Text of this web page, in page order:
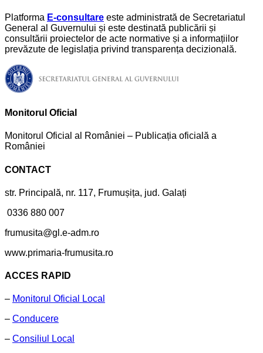
Platforma E-consultare este administrată de Secretariatul
General al Guvernului și este destinată publicării și
consultării proiectelor de acte normative și a informațiilor
prevăzute de legislația privind transparența decizională.
Monitorul Oficial
Monitorul Oficial al României – Publicația oficială a
României
CONTACT
str. Principală, nr. 117, Frumușița, jud. Galați
0336 880 007
frumusita@gl.e-adm.ro
www.primaria-frumusita.ro
ACCES RAPID
– Monitorul Oficial Local
– Conducere
– Consiliul Local